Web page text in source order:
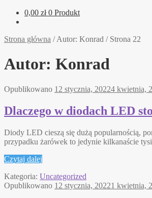
0,00 zł 0 Produkt
Strona główna /Autor: Konrad / Strona 22
Autor: Konrad
Opublikowano 12 stycznia, 20224 kwietnia,
Dlaczego w diodach LED
Diody LED cieszą się dużą popularnością,
przypadku żarówek to jedynie kilkanaście
Czytaj dalej
Kategoria: Uncategorized
Opublikowano 12 stycznia, 20221 kwietnia,